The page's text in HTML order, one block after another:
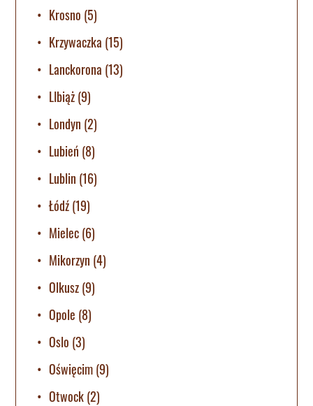
Krosno (5)
Krzywaczka (15)
Lanckorona (13)
LIbiąż(9)
Londyn (2)
Lubień (8)
Lublin (16)
Łódź(19)
Mielec(6)
Mikorzyn (4)
Olkusz(9)
Opole (8)
Oslo (3)
Oświęcim(9)
Otwock(2)